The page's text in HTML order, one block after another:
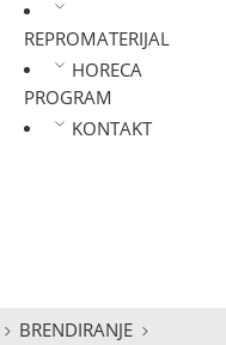
REPROMATERIJAL
HORECA
PROGRAM
KONTAKT
BRENDIRANJE